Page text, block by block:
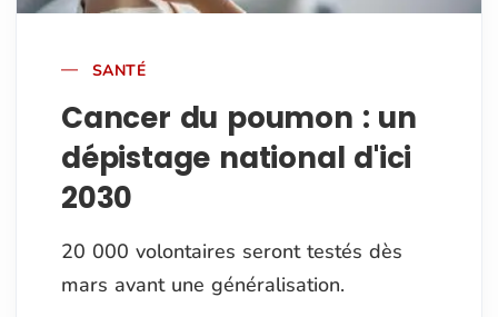
SANTÉ
Cancer du poumon : un
dépistage national d'ici
2030
20 000 volontaires seront testés dès
mars avant une généralisation.